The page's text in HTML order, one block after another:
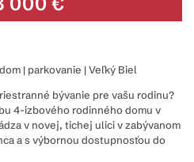
| parkovanie | Veľký Biel
bývanie pre vašu rodinu?
4-izbového rodinného domu v
v novej, tichej ulici v zabývanom
a s výbornou dostupnosťou do